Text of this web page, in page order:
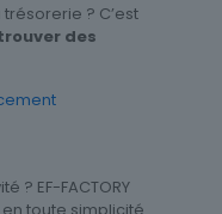
? C’est
des
? EF-FACTORY
en toute simplicité.